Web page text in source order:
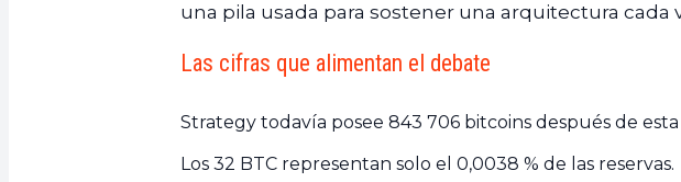
una pila usada para sostener una arquitectura cada
Las cifras que alimentan el debate
Strategy todavía posee 843 706 bitcoins después de
Los 32 BTC representan solo el 0,0038 % de las reservas.